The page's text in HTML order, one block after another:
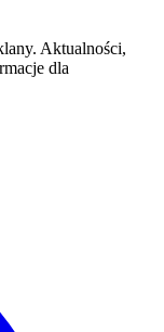
Aktualności,
dla